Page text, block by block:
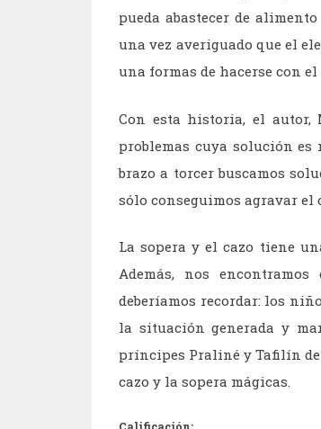
pueda abastecer de
una vez averiguado que el
una formas de hacerse con
Con esta historia, el
problemas cuya solución es
brazo a torcer buscamos
sólo conseguimos agravar
La sopera y el cazo tiene
Además, nos
deberíamos recordar: los
la situación generada y
príncipes Praliné y Tafilín de
cazo y la sopera mágicas.
Calificación: